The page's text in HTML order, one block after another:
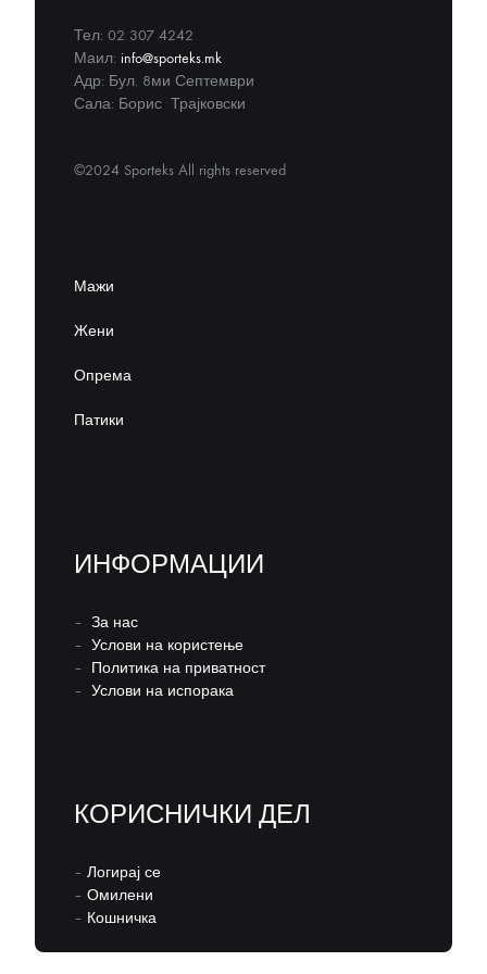
Тел: 02 307 4242
Маил: info@sporteks.mk
Адр: Бул. 8ми Септември
Сала: Борис Трајковски
©2024 Sporteks All rights reserved
Мажи
Жени
Опрема
Патики
ИНФОРМАЦИИ
– За нас
– Услови на користење
– Политика на приватност
– Услови на испорака
КОРИСНИЧКИ ДЕЛ
– Логирај се
– Омилени
– Кошничка